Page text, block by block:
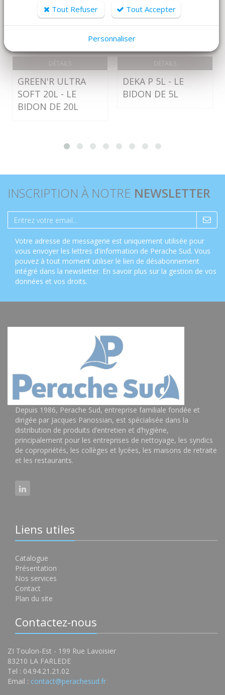
DÉTAILS
GREEN'R ULTRA
SOFT 20L - LE
BIDON DE 20L
DÉTAILS
DEKA P 5L - LE
BIDON DE 5L
INSCRIPTION À NOTRE NEWSLETTER
Votre adresse de messagerie est uniquement utilisée pour
vous envoyer les lettres d'information de Perache Sud. Vous
pouvez à tout moment utiliser le lien de désabonnement
intégré dans la newsletter. En savoir plus sur la gestion de vos
données et vos droits.
Depuis 1986, Perache Sud, entreprise familiale fondée et
dirigée par Jacques Panossian, est spécialisée dans la
distribution de produits d’entretien et d’hygiène,
principalement pour les entreprises de nettoyage, les syndics
de copropriétés, les collèges et lycées, les maisons de retraite
et les restaurants.
Liens utiles
Catalogue
Présentation
Nos services
Contact
Plan du site
Contactez-nous
ZI Toulon-Est - 199 Rue Lavoisier
83210 LA FARLEDE
Tel : 04.94.21.21.02
Email : contact@perachesud.fr
Tout Refuser Tout Accepter
Personnaliser